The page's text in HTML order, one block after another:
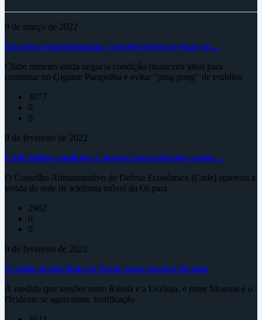
9 de março de 2022
Em nova reaproximação, Cruzeiro busca se fixar no…
Clube mineiro ainda negocia condição financeira ideal para
continuar no Gigante Pampulha e evitar "ping-pong" de estádios
3077
0
0
9 de fevereiro de 2022
Cade define condições e aprova com restrições venda…
O Conselho Administrativo de Defesa Econômica (Cade) aprovou a
venda da rede de telefonia móvel da Oi para
2962
0
0
9 de fevereiro de 2022
Ucrânia forma linha de frente para possível invasão
À medida que tensões entre Rússia e a Ucrânia, e entre Moscou e o
Ocidente se agravaram, fortificação